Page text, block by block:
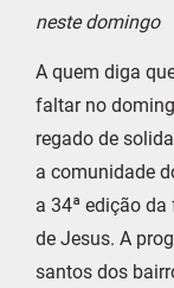
neste domingo
A quem diga
faltar no
regado de
a comunidade
a 34ª edição
de Jesus. A
santos dos